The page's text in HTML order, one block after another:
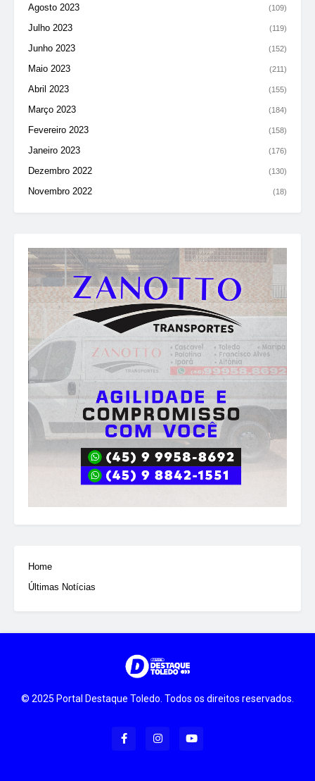
Agosto 2023 (109)
Julho 2023 (119)
Junho 2023 (152)
Maio 2023 (211)
Abril 2023 (155)
Março 2023 (184)
Fevereiro 2023 (158)
Janeiro 2023 (176)
Dezembro 2022 (130)
Novembro 2022 (18)
Home
Últimas Notícias
© 2025 Portal Destaque Toledo. Todos os direitos reservados.